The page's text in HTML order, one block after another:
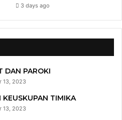
3 days ago
DAN PAROKI
13, 2023
KEUSKUPAN TIMIKA
13, 2023